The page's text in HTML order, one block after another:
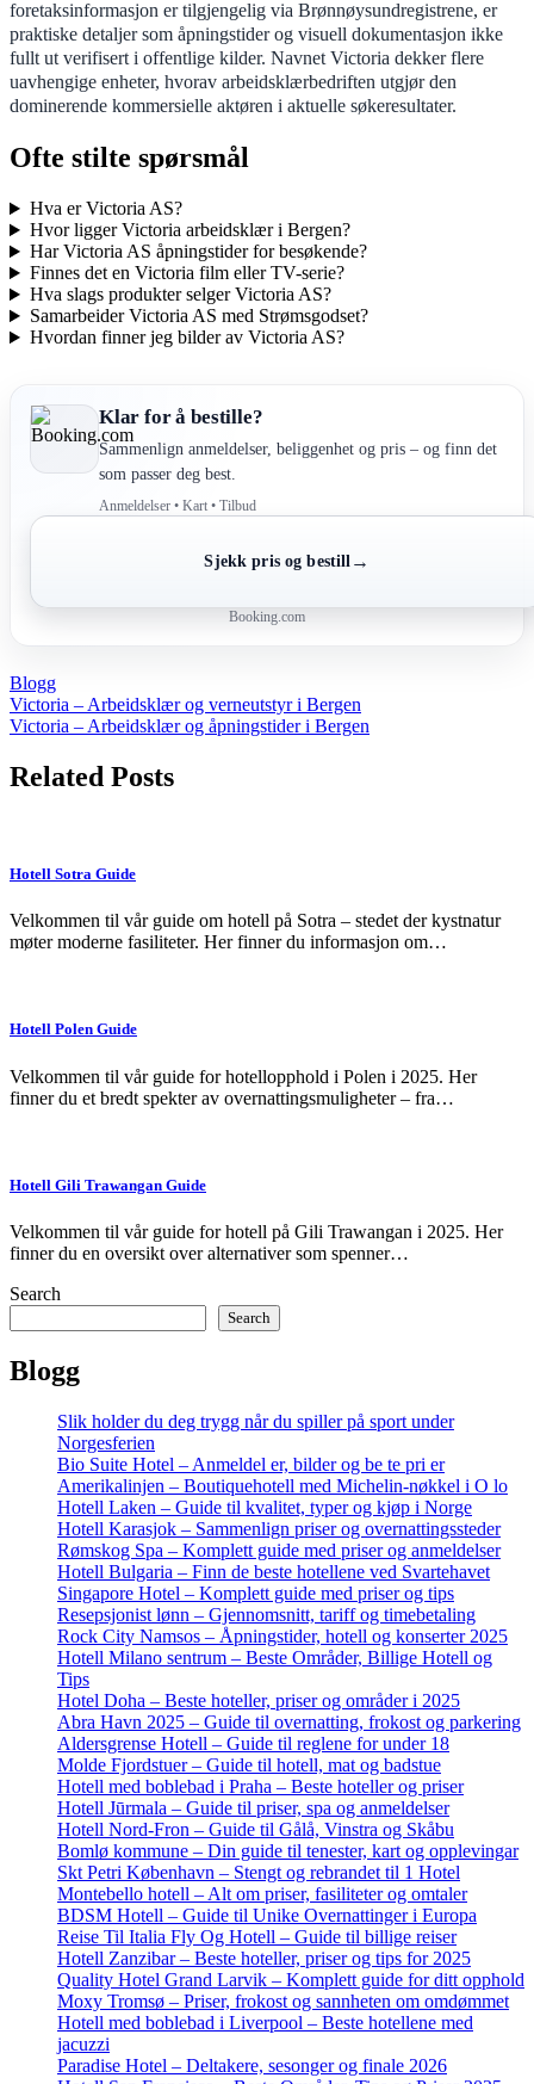
foretaksinformasjon er tilgjengelig via Brønnøysundregistrene, er
praktiske detaljer som åpningstider og visuell dokumentasjon ikke
fullt ut verifisert i offentlige kilder. Navnet Victoria dekker flere
uavhengige enheter, hvorav arbeidsklærbedriften utgjør den
dominerende kommersielle aktøren i aktuelle søkeresultater.
Ofte stilte spørsmål
Hva er Victoria AS?
Hvor ligger Victoria arbeidsklær i Bergen?
Har Victoria AS åpningstider for besøkende?
Finnes det en Victoria film eller TV-serie?
Hva slags produkter selger Victoria AS?
Samarbeider Victoria AS med Strømsgodset?
Hvordan finner jeg bilder av Victoria AS?
Klar for å bestille?
Sammenlign anmeldelser, beliggenhet og pris – og finn det
som passer deg best.
Anmeldelser • Kart • Tilbud
Sjekk pris og bestill →
Booking.com
Blogg
Post
navigation
Victoria – Arbeidsklær og verneutstyr i Bergen
Victoria – Arbeidsklær og åpningstider i Bergen
Related Posts
Hotell Sotra Guide
Velkommen til vår guide om hotell på Sotra – stedet der kystnatur
møter moderne fasiliteter. Her finner du informasjon om…
Hotell Polen Guide
Velkommen til vår guide for hotellopphold i Polen i 2025. Her
finner du et bredt spekter av overnattingsmuligheter – fra…
Hotell Gili Trawangan Guide
Velkommen til vår guide for hotell på Gili Trawangan i 2025. Her
finner du en oversikt over alternativer som spenner…
Search
Search
Blogg
Slik holder du deg trygg når du spiller på sport under
Norgesferien
Bio Suite Hotel – Anmeldel er, bilder og be te pri er
Amerikalinjen – Boutiquehotell med Michelin-nøkkel i O lo
Hotell Laken – Guide til kvalitet, typer og kjøp i Norge
Hotell Karasjok – Sammenlign priser og overnattingssteder
Rømskog Spa – Komplett guide med priser og anmeldelser
Hotell Bulgaria – Finn de beste hotellene ved Svartehavet
Singapore Hotel – Komplett guide med priser og tips
Resepsjonist lønn – Gjennomsnitt, tariff og timebetaling
Rock City Namsos – Åpningstider, hotell og konserter 2025
Hotell Milano sentrum – Beste Områder, Billige Hotell og
Tips
Hotel Doha – Beste hoteller, priser og områder i 2025
Abra Havn 2025 – Guide til overnatting, frokost og parkering
Aldersgrense Hotell – Guide til reglene for under 18
Molde Fjordstuer – Guide til hotell, mat og badstue
Hotell med boblebad i Praha – Beste hoteller og priser
Hotell Jūrmala – Guide til priser, spa og anmeldelser
Hotell Nord-Fron – Guide til Gålå, Vinstra og Skåbu
Bomlø kommune – Din guide til tenester, kart og opplevingar
Skt Petri København – Stengt og rebrandet til 1 Hotel
Montebello hotell – Alt om priser, fasiliteter og omtaler
BDSM Hotell – Guide til Unike Overnattinger i Europa
Reise Til Italia Fly Og Hotell – Guide til billige reiser
Hotell Zanzibar – Beste hoteller, priser og tips for 2025
Quality Hotel Grand Larvik – Komplett guide for ditt opphold
Moxy Tromsø – Priser, frokost og sannheten om omdømmet
Hotell med boblebad i Liverpool – Beste hotellene med
jacuzzi
Paradise Hotel – Deltakere, sesonger og finale 2026